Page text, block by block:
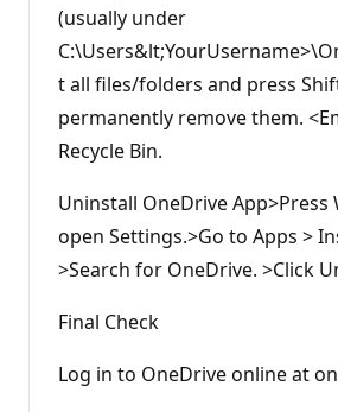
(usually under
t all files/folders and press
permanently remove them.
Recycle Bin.
Uninstall OneDrive App>Press
open Settings.>Go to Apps >
>Search for OneDrive. >Click
Final Check
Log in to OneDrive online at